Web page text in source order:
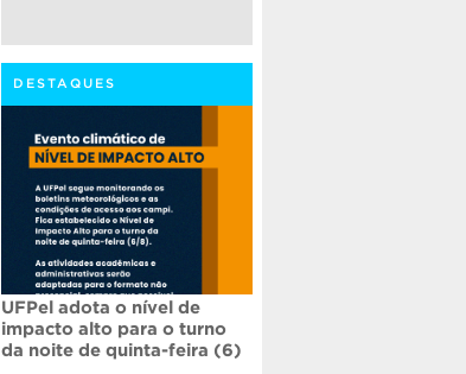
DESTAQUES
UFPel adota o nível de
impacto alto para o turno
da noite de quinta-feira (6)